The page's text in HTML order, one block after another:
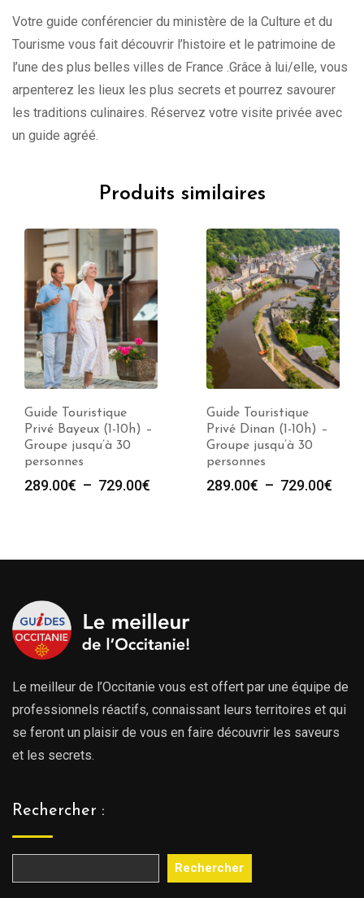
Votre guide conférencier du ministère de la Culture et du
Tourisme vous fait découvrir l’histoire et le patrimoine de
l’une des plus belles villes de France .Grâce à lui/elle, vous
arpenterez les lieux les plus secrets et pourrez savourer
les traditions culinaires. Réservez votre visite privée avec
un guide agréé.
Produits similaires
Guide Touristique
Privé Bayeux (1-10h) –
Groupe jusqu’à 30
personnes
289.00€ – 729.00€
à
Guide Touristique
Privé Dinan (1-10h) –
Groupe jusqu’à 30
personnes
289.00€ – 729.00€
à
Le meilleur de l’Occitanie vous est offert par une équipe de
professionnels réactifs, connaissant leurs territoires et qui
se feront un plaisir de vous en faire découvrir les saveurs
et les secrets.
Rechercher :
Rechercher